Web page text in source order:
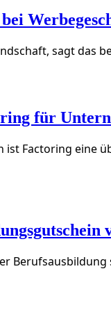
sagt das
für
Factoring eine